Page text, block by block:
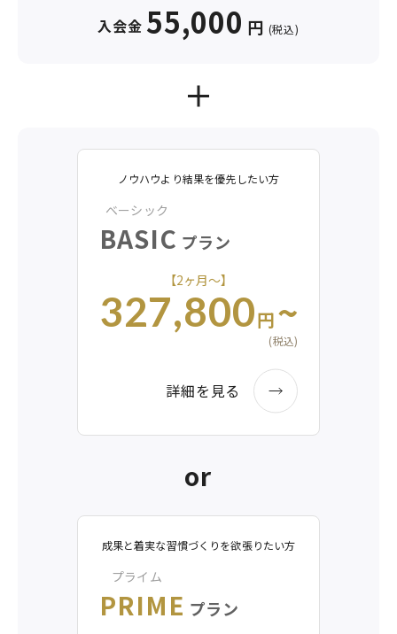
入会金 55,000 円 (税込)
ノウハウより結果を優先したい方
ベーシック
BASIC プラン
【2ヶ月〜】
327,800円~
(税込)
詳細を見る
or
成果と着実な習慣づくりを欲張りたい方
プライム
PRIME プラン